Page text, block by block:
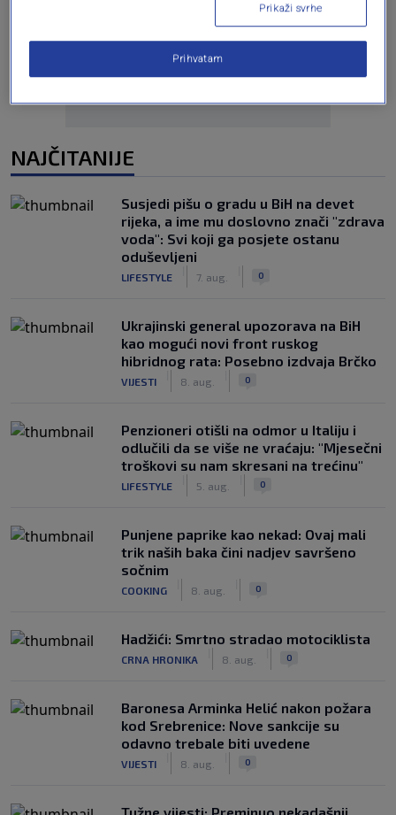
NAJČITANIJE
Susjedi pišu o gradu u BiH na devet
rijeka, a ime mu doslovno znači "zdrava
voda": Svi koji ga posjete ostanu
oduševljeni
LIFESTYLE 7. aug. 0
Ukrajinski general upozorava na BiH
kao mogući novi front ruskog
hibridnog rata: Posebno izdvaja Brčko
VIJESTI 8. aug. 0
Penzioneri otišli na odmor u Italiju i
odlučili da se više ne vraćaju: "Mjesečni
troškovi su nam skresani na trećinu"
LIFESTYLE 5. aug. 0
Punjene paprike kao nekad: Ovaj mali
trik naših baka čini nadjev savršeno
sočnim
COOKING 8. aug. 0
Hadžići: Smrtno stradao motociklista
CRNA HRONIKA 8. aug. 0
Baronesa Arminka Helić nakon požara
kod Srebrenice: Nove sankcije su
odavno trebale biti uvedene
VIJESTI 8. aug. 0
Prikaži svrhe
Prihvatam